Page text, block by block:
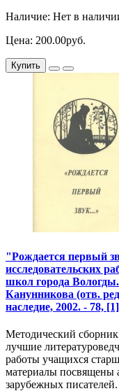
Наличие: Нет в
Цена: 200.00руб.
Купить
"Рождается первый
исследовательских
школ города
Канунникова (отв.
наследие, 2002. - 78,
Методический
лучшие
работы учащихся
материалы посвящены
зарубежных